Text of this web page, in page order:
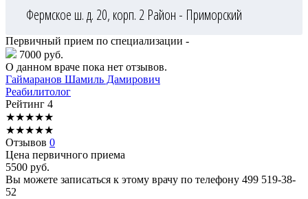
Фермское ш. д. 20, корп. 2 Район - Приморский
Первичный прием по специализации -
7000 руб.
О данном враче пока нет отзывов.
Гаймаранов Шамиль Дамирович
Реабилитолог
Рейтинг 4
★★★★★
★★★★★
Отзывов 0
Цена первичного приема
5500 руб.
Вы можете записаться к этому врачу по телефону 499 519-38-
52